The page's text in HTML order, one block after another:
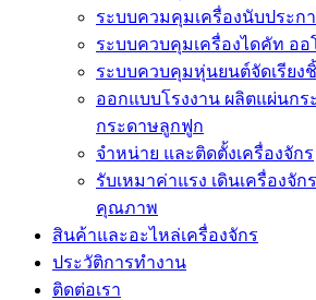
ระบบควมคุมเครื่องนับประก
ระบบควบคุมเครื่องไดคัท ออ
ระบบควบคุมหุ่นยนต์จัดเรียง
ออกแบบโรงงาน ผลิตแผ่นกร
กระดาษลูกฟูก
จำหน่าย และติดตั้งเครื่องจักร
รับเหมาค่าแรง เดินเครื่องจั
คุณภาพ
สินค้าและอะไหล่เครื่องจักร
ประวัติการทำงาน
ติดต่อเรา